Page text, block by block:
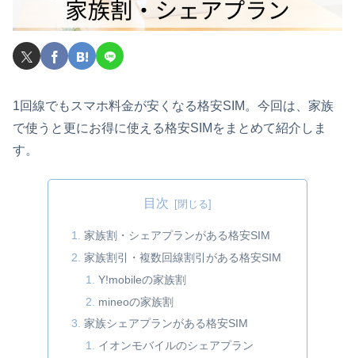
1回線でもスマホ料金が安くなる格安SIM。今回は、家族
で使うと更にお得に使える格安SIMをまとめて紹介しま
す。
目次
家族割・シェアプランがある格安SIM
家族割引・複数回線割引がある格安SIM
Y!mobileの家族割
mineoの家族割
家族シェアプランがある格安SIM
イオンモバイルのシェアプラン